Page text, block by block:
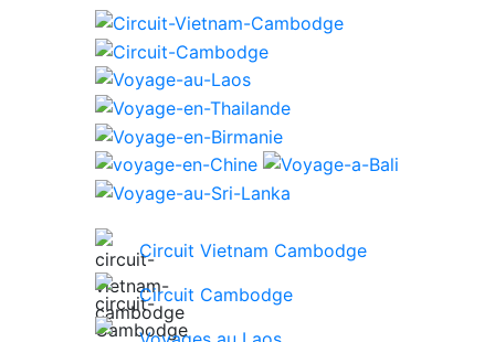
Circuit Vietnam Cambodge
Circuit Cambodge